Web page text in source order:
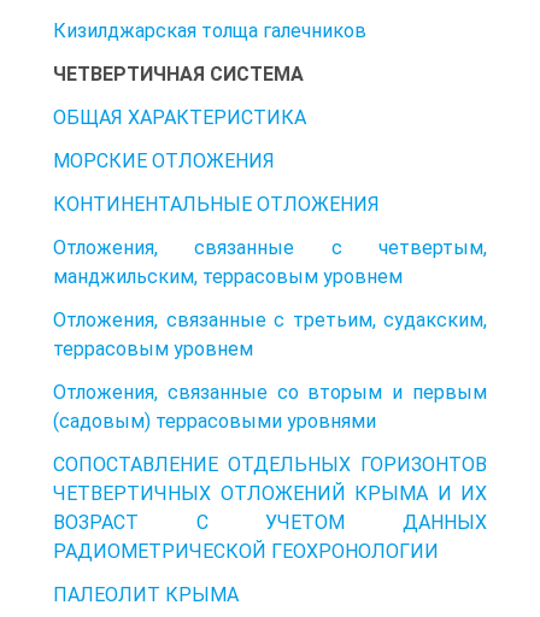
Кизилджарская толща галечников
ЧЕТВЕРТИЧНАЯ СИСТЕМА
ОБЩАЯ ХАРАКТЕРИСТИКА
МОРСКИЕ ОТЛОЖЕНИЯ
КОНТИНЕНТАЛЬНЫЕ ОТЛОЖЕНИЯ
Отложения, связанные с четвертым,
манджильским, террасовым уровнем
Отложения, связанные с третьим, судакским,
террасовым уровнем
Отложения, связанные со вторым и первым
(садовым) террасовыми уровнями
СОПОСТАВЛЕНИЕ ОТДЕЛЬНЫХ ГОРИЗОНТОВ
ЧЕТВЕРТИЧНЫХ ОТЛОЖЕНИЙ КРЫМА И ИХ
ВОЗРАСТ С УЧЕТОМ ДАННЫХ
РАДИОМЕТРИЧЕСКОЙ ГЕОХРОНОЛОГИИ
ПАЛЕОЛИТ КРЫМА